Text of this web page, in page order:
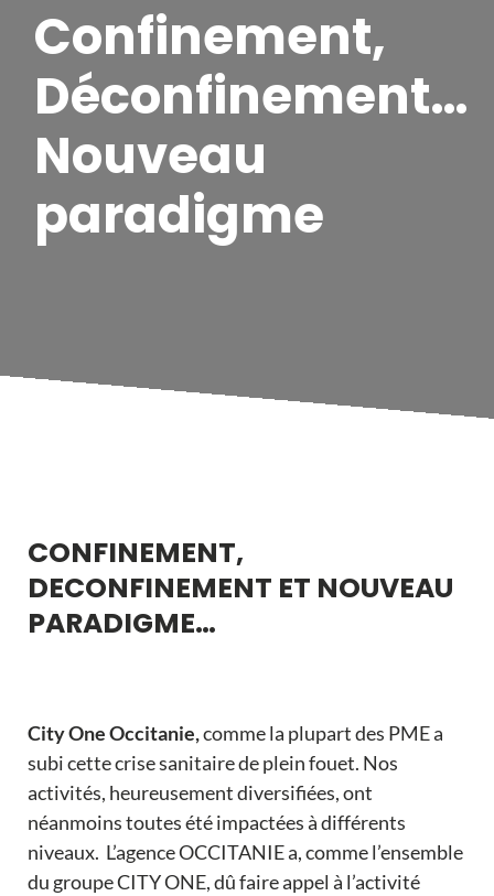
Confinement,
Déconfinement…
Nouveau
paradigme
CONFINEMENT,
DECONFINEMENT ET NOUVEAU
PARADIGME…
City One Occitanie,comme la plupart des PME a
subi cette crise sanitaire de plein fouet. Nos
activités, heureusement diversifiées, ont
néanmoins toutes été impactées à différents
niveaux. L’agence OCCITANIE a, comme l’ensemble
du groupe CITY ONE, dû faire appel à l’activité